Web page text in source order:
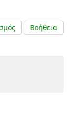
Βοήθεια